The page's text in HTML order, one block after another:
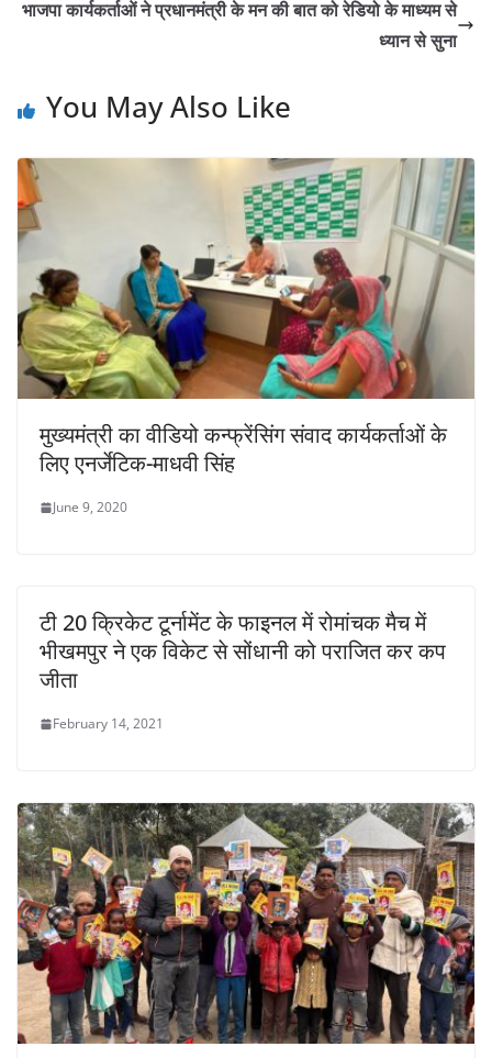
k
भाजपा कार्यकर्ताओं ने प्रधानमंत्री के मन की बात को रेडियो के माध्यम से
ध्यान से सुना
You May Also Like
मुख्यमंत्री का वीडियो कन्फ्रेंसिंग संवाद कार्यकर्ताओं के
लिए एनर्जेटिक-माधवी सिंह
June 9, 2020
टी 20 क्रिकेट टूर्नामेंट के फाइनल में रोमांचक मैच में
भीखमपुर ने एक विकेट से सोंधानी को पराजित कर कप
जीता
February 14, 2021